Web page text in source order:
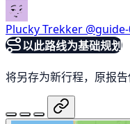
Plucky Trekker
以此路线为基础规划
将另存为新行程，原报告